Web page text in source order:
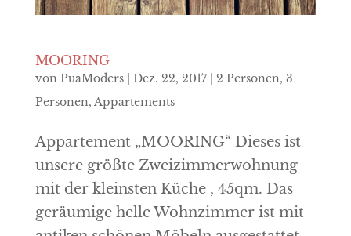
MOORING
von PuaModers| Dez. 22, 2017| 2 Personen, 3
Personen, Appartements
Appartement „MOORING“ Dieses ist
unsere größte Zweizimmerwohnung
mit der kleinsten Küche , 45qm. Das
geräumige helle Wohnzimmer ist mit